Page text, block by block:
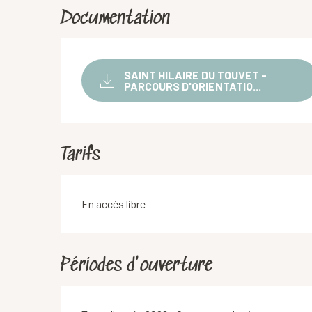
Documentation
SAINT HILAIRE DU TOUVET -
PARCOURS D'ORIENTATIO...
Tarifs
En accès libre
Périodes d'ouverture